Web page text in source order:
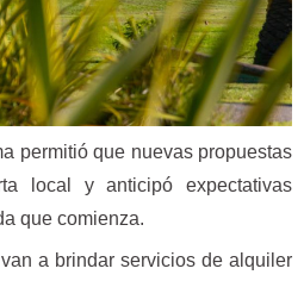
permitió que nuevas propuestas
local y anticipó expectativas
que comienza.
a brindar servicios de alquiler